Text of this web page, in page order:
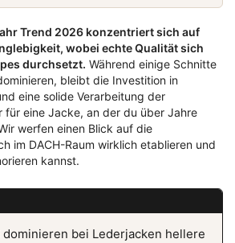
Trend 2026 konzentriert sich auf
wobei echte Qualität sich
durchsetzt. Während einige Schnitte
bleibt die Investition in
eine solide Verarbeitung der
für eine Jacke, an der du über Jahre
werfen einen Blick auf die
im DACH-Raum wirklich etablieren und
kannst.
dominieren bei Lederjacken hellere